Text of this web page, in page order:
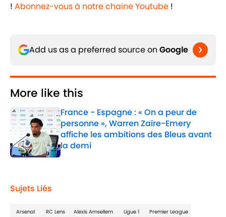
! Abonnez-vous à notre chaine Youtube !
Add us as a preferred source on Google
More like this
France - Espagne : « On a peur de
personne », Warren Zaïre-Emery
affiche les ambitions des Bleus avant
la demi
Published by on Invalid Date
Sujets Liés
Arsenal RC Lens Alexis Amsellem Ligue 1 Premier League